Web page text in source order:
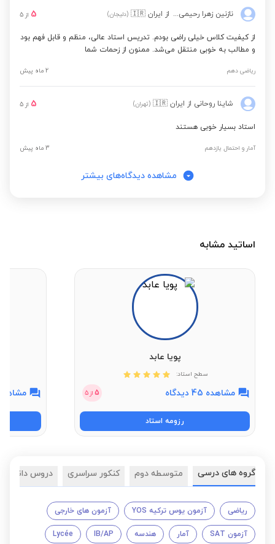
نازنین زهرا رحیمی زاد از ایران 🇮🇷 (دلیجان) 5 از 5
از کیفیت کلاس خیلی راضی بودم. تدریس استاد عالی، منظم و قابل فهم بود
و مطالب به خوبی منتقل می‌شد. ممنون از زحمات شما️️
ریاضی دهم 2 ماه پیش
شاینا روحانی از ایران 🇮🇷 (تهران) 5 از 5
استاد بسیار خوبی هستند
آمار و احتمال یازدهم 3 ماه پیش
مشاهده دیدگاه‌های بیشتر
اساتید مشابه
پویا عابد
سطح استاد:
مشاهده 45 دیدگاه 5 از 5
رزومه استاد
مشاهده 57
گروه های درسی متوسطه دوم کنکور سراسری دروس
ریاضی آزمون یوس ترکیه YOS آزمون های خارجی
آزمون SAT آمار هندسه IB/AP
Lycée